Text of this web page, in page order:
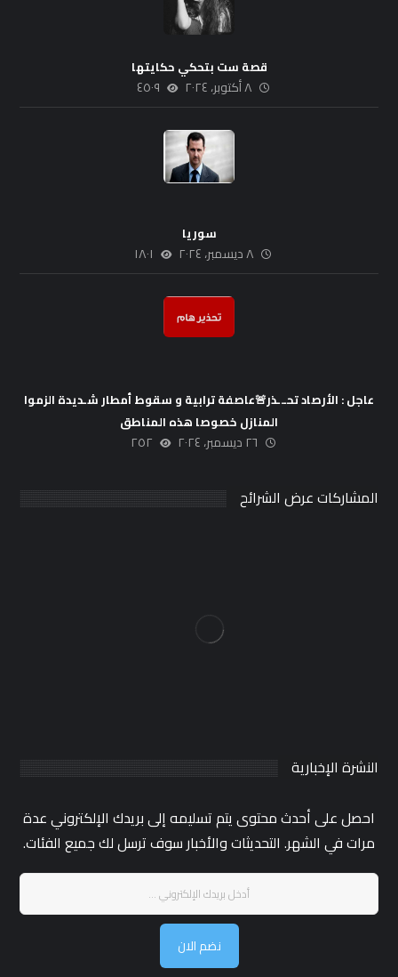
قصة ست بتحكي حكايتها
٨ أكتوبر، ٢٠٢٤ ٤٥٠٩
سوريا
٨ ديسمبر، ٢٠٢٤ ١٨٠١
عاجل : الأرصاد تحـ.ـذر🚨عاصفة ترابية و سقوط أمطار شـديدة الزموا
المنازل خصوصا هذه المناطق
٢٦ ديسمبر، ٢٠٢٤ ٢٥٢
المشاركات عرض الشرائح
النشرة الإخبارية
احصل على أحدث محتوى يتم تسليمه إلى بريدك الإلكتروني عدة
مرات في الشهر. التحديثات والأخبار سوف ترسل لك جميع الفئات.
نضم الان